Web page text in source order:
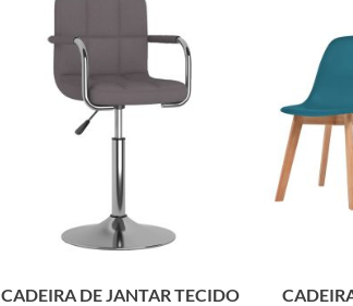
CADEIRA DE JANTAR TECIDO